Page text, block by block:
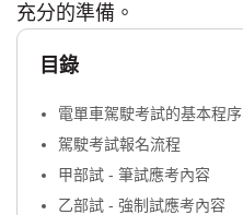
充分的準備。
目錄
電單車駕駛考試的基本程序
駕駛考試報名流程
甲部試 - 筆試應考內容
乙部試 - 強制試應考內容